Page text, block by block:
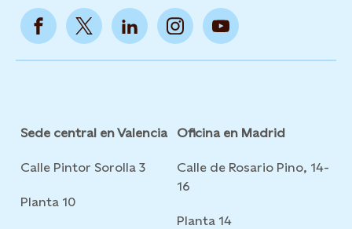
Sede central en Valencia
Calle Pintor Sorolla 3
Planta 10
Oficina en Madrid
Calle de Rosario Pino, 14-
16
Planta 14